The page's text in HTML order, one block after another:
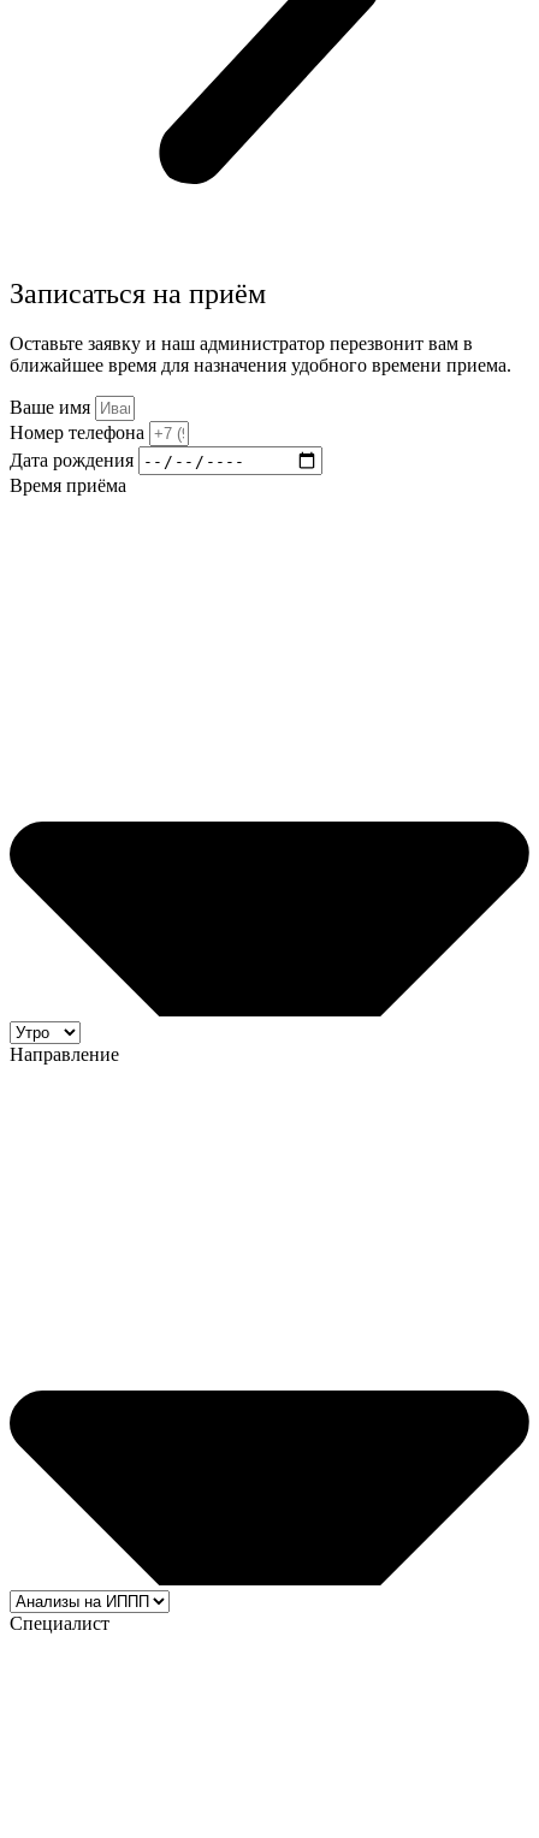
Записаться на приём
Оставьте заявку и наш администратор перезвонит вам в
ближайшее время для назначения удобного времени приема.
Ваше имя
Номер телефона
Дата рождения
Время приёма
Направление
Специалист